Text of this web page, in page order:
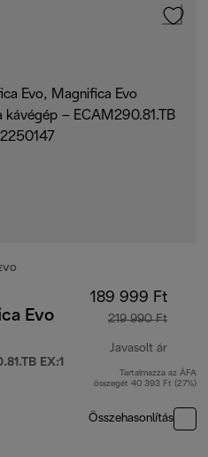
Evo
EX:1
189 999 Ft
219 990 Ft
Javasolt ár
Tartalmazza az ÁFA
összegét 40 393 Ft (27%)
Összehasonlítás